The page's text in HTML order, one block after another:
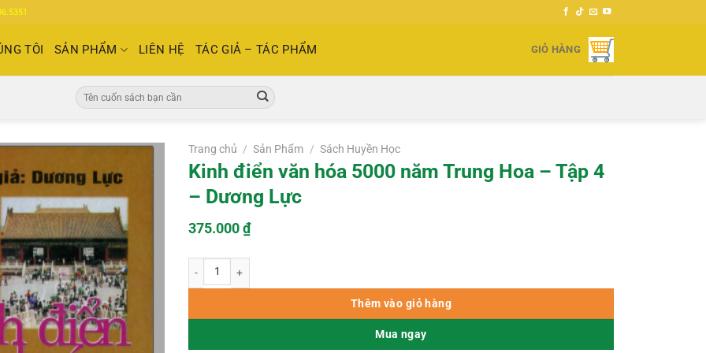
TÔI SẢN PHẨM LIÊN HỆ TÁC GIẢ – TÁC PHẨM GIỎ HÀNG
Tìm
kiếm:
Trang chủ / Sản Phẩm / Sách Huyền Học
Kinh điển văn hóa 5000 năm Trung Hoa – Tập 4
– Dương Lực
375.000₫
Thêm vào giỏ hàng
Mua ngay